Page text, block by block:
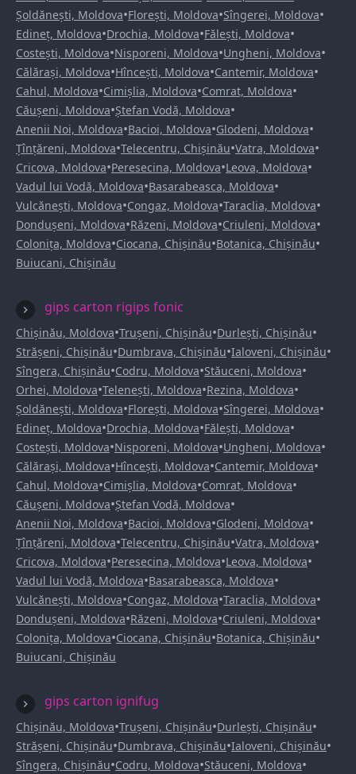
Șoldănești, Moldova•Florești, Moldova•Sîngerei, Moldova•
Edineț, Moldova•Drochia, Moldova•Fălești, Moldova•
Costești, Moldova•Nisporeni, Moldova•Ungheni, Moldova•
Călărași, Moldova•Hîncești, Moldova•Cantemir, Moldova•
Cahul, Moldova•Cimișlia, Moldova•Comrat, Moldova•
Căușeni, Moldova•Ștefan Vodă, Moldova•
Anenii Noi, Moldova•Bacioi, Moldova•Glodeni, Moldova•
Țînțăreni, Moldova•Telecentru, Chișinău•Vatra, Moldova•
Cricova, Moldova•Peresecina, Moldova•Leova, Moldova•
Vadul lui Vodă, Moldova•Basarabeasca, Moldova•
Vulcănești, Moldova•Congaz, Moldova•Taraclia, Moldova•
Dondușeni, Moldova•Răzeni, Moldova•Criuleni, Moldova•
Colonița, Moldova•Ciocana, Chișinău•Botanica, Chișinău•
Buiucani, Chișinău
gips carton rigips fonic
Chișinău, Moldova•Trușeni, Chișinău•Durlești, Chișinău•
Strășeni, Chișinău•Dumbrava, Chișinău•Ialoveni, Chișinău•
Sîngera, Chișinău•Codru, Moldova•Stăuceni, Moldova•
Orhei, Moldova•Telenești, Moldova•Rezina, Moldova•
Șoldănești, Moldova•Florești, Moldova•Sîngerei, Moldova•
Edineț, Moldova•Drochia, Moldova•Fălești, Moldova•
Costești, Moldova•Nisporeni, Moldova•Ungheni, Moldova•
Călărași, Moldova•Hîncești, Moldova•Cantemir, Moldova•
Cahul, Moldova•Cimișlia, Moldova•Comrat, Moldova•
Căușeni, Moldova•Ștefan Vodă, Moldova•
Anenii Noi, Moldova•Bacioi, Moldova•Glodeni, Moldova•
Țînțăreni, Moldova•Telecentru, Chișinău•Vatra, Moldova•
Cricova, Moldova•Peresecina, Moldova•Leova, Moldova•
Vadul lui Vodă, Moldova•Basarabeasca, Moldova•
Vulcănești, Moldova•Congaz, Moldova•Taraclia, Moldova•
Dondușeni, Moldova•Răzeni, Moldova•Criuleni, Moldova•
Colonița, Moldova•Ciocana, Chișinău•Botanica, Chișinău•
Buiucani, Chișinău
gips carton ignifug
Chișinău, Moldova•Trușeni, Chișinău•Durlești, Chișinău•
Strășeni, Chișinău•Dumbrava, Chișinău•Ialoveni, Chișinău•
Sîngera, Chișinău•Codru, Moldova•Stăuceni, Moldova•